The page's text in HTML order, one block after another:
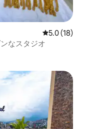
レビュー18
5.0 (18)
なスタジオ